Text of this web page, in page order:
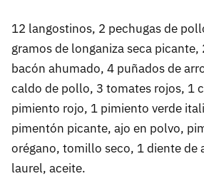
12 langostinos, 2 pechugas de
gramos de longaniza seca picante,
bacón ahumado, 4 puñados de
caldo de pollo, 3 tomates rojos, 1
pimiento rojo, 1 pimiento verde
pimentón picante, ajo en polvo,
orégano, tomillo seco, 1 diente de
laurel, aceite.